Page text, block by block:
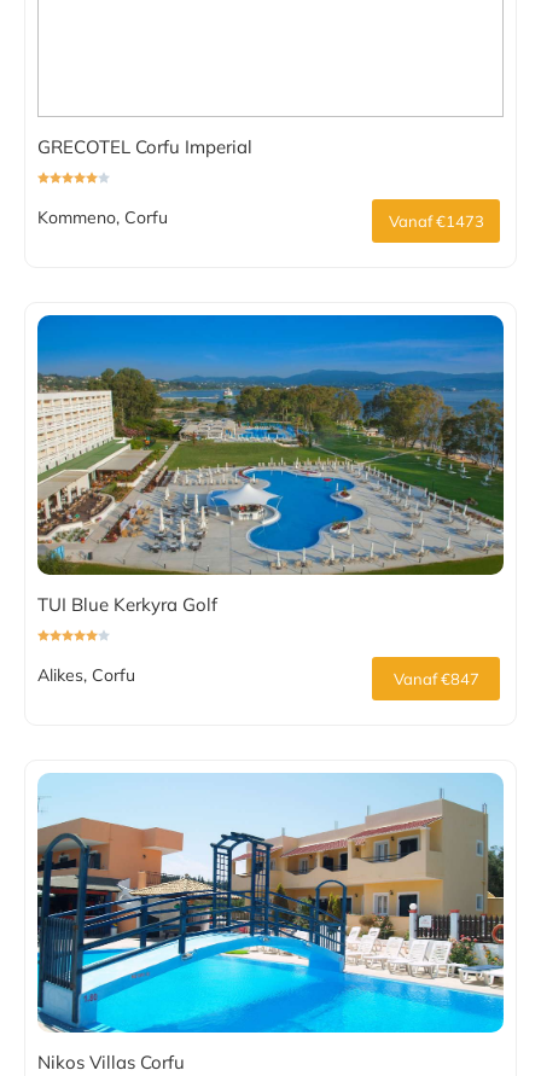
GRECOTEL Corfu Imperial
Kommeno, Corfu Vanaf €1473
TUI Blue Kerkyra Golf
Alikes, Corfu Vanaf €847
Nikos Villas Corfu